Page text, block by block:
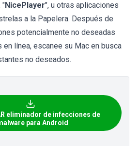
"NicePlayer", u otras aplicaciones
a la Papelera. Después de
potencialmente no deseadas
en línea, escanee su Mac en busca
no deseados.
eliminador de infecciones de
para Android